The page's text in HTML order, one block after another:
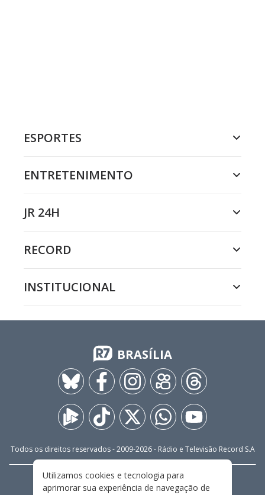
ESPORTES
ENTRETENIMENTO
JR 24H
RECORD
INSTITUCIONAL
BRASÍLIA
Todos os direitos reservados - 2009-2026- Rádio e Televisão Record S.A
FALE CONOSCO
PRIVACIDADE
Utilizamos cookies e tecnologia para
aprimorar sua experiência de navegação de